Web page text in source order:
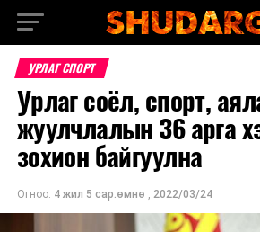
УРЛАГ СПОРТ
Урлаг соёл, спорт,
жуулчлалын 36 арга
зохион байгуулна
Огноо: 4 жил 5 сар.өмнө , 2022/03/24